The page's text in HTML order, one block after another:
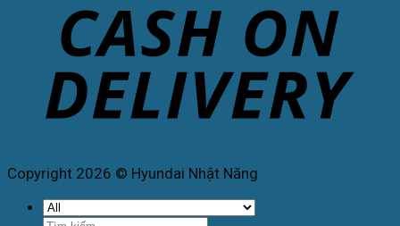
Copyright 2026 © Hyundai Nhật Năng